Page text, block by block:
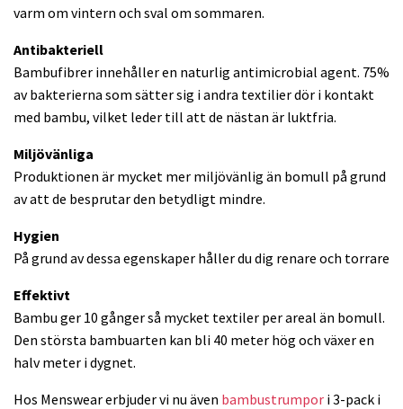
varm om vintern och sval om sommaren.
Antibakteriell
Bambufibrer innehåller en naturlig antimicrobial agent. 75%
av bakterierna som sätter sig i andra textilier dör i kontakt
med bambu, vilket leder till att de nästan är luktfria.
Miljövänliga
Produktionen är mycket mer miljövänlig än bomull på grund
av att de besprutar den betydligt mindre.
Hygien
På grund av dessa egenskaper håller du dig renare och torrare
Effektivt
Bambu ger 10 gånger så mycket textiler per areal än bomull.
Den största bambuarten kan bli 40 meter hög och växer en
halv meter i dygnet.
Hos Menswear erbjuder vi nu även bambustrumpor i 3-pack i